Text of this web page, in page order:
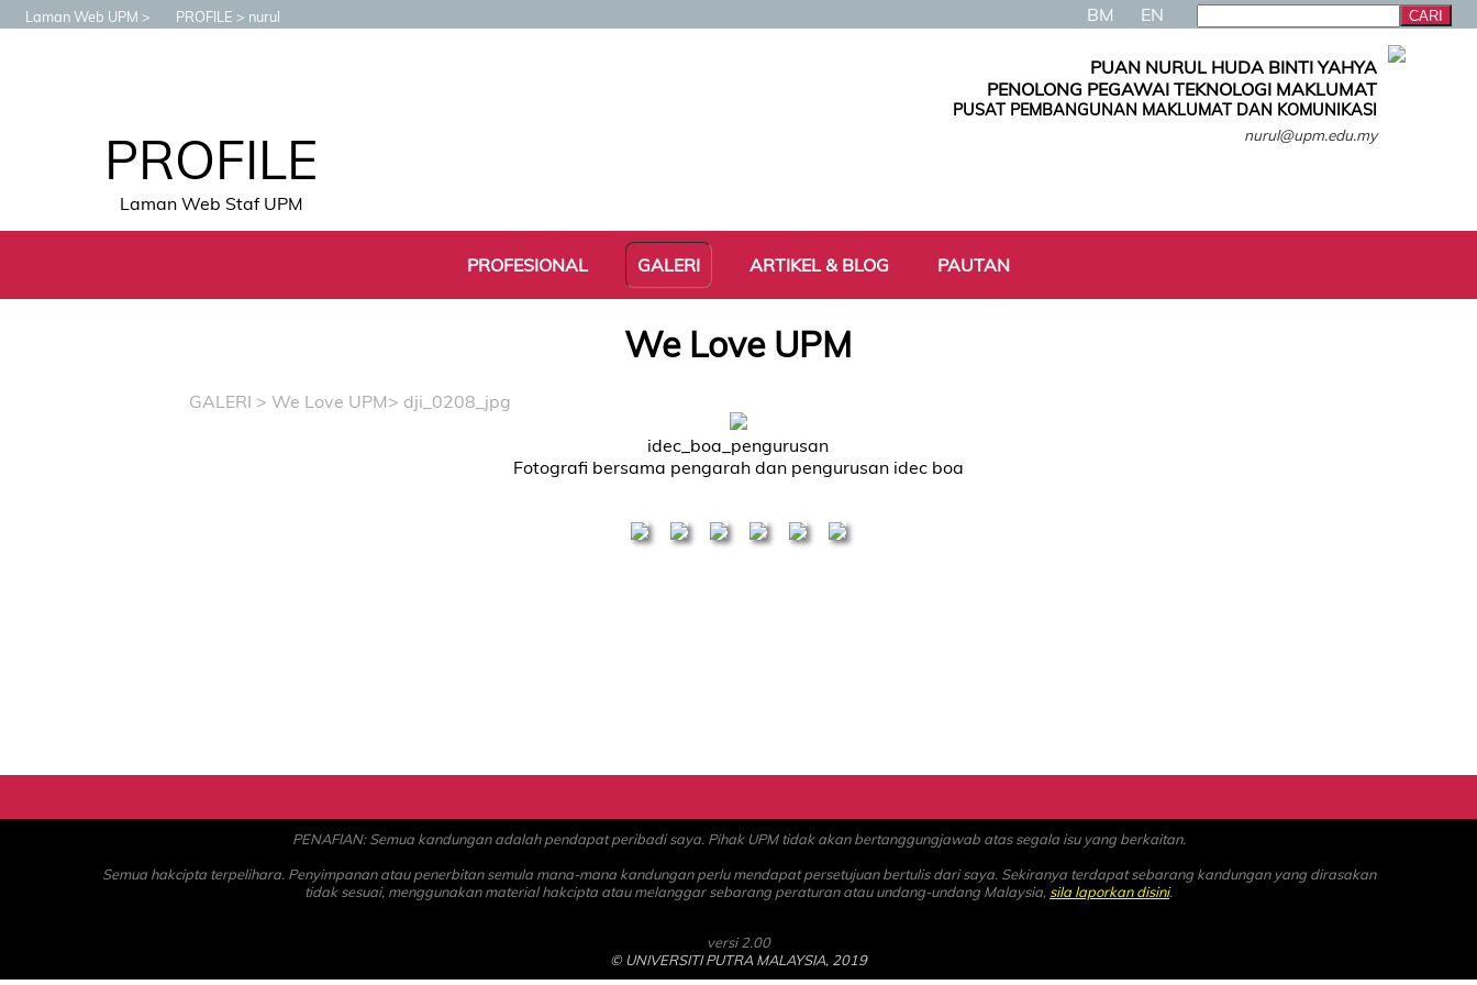
Laman Web UPM PROFILE nurul BM EN
PROFILE
Laman Web Staf UPM
PUAN NURUL HUDA BINTI YAHYA
PENOLONG PEGAWAI TEKNOLOGI MAKLUMAT
PUSAT PEMBANGUNAN MAKLUMAT DAN KOMUNIKASI
nurul@upm.edu.my
PROFESIONAL GALERI ARTIKEL & BLOG PAUTAN
We Love UPM
GALERI > We Love UPM> dji_0208_jpg
idec_boa_pengurusan
Fotografi bersama pengarah dan pengurusan idec boa
PENAFIAN: Semua kandungan adalah pendapat peribadi saya. Pihak UPM tidak akan bertanggungjawab atas segala isu yang berkaitan.
Semua hakcipta terpelihara. Penyimpanan atau penerbitan semula mana-mana kandungan perlu mendapat persetujuan bertulis dari saya. Sekiranya terdapat sebarang kandungan yang dirasakan
tidak sesuai, menggunakan material hakcipta atau melanggar sebarang peraturan atau undang-undang Malaysia, sila laporkan disini.
versi 2.00
© UNIVERSITI PUTRA MALAYSIA, 2019